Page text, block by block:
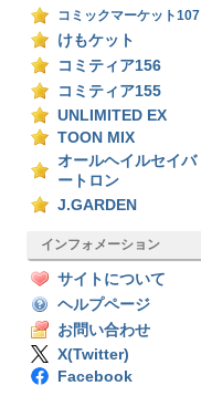
コミックマーケット107
けもケット
コミティア156
コミティア155
UNLIMITED EX
TOON MIX
オールヘイルセイバ
ートロン
J.GARDEN
インフォメーション
サイトについて
ヘルプページ
お問い合わせ
X(Twitter)
Facebook